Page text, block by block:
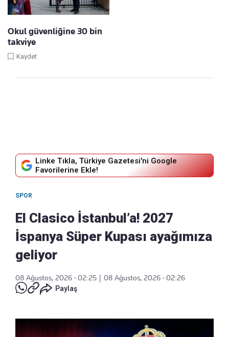
Okul güvenliğine 30 bin
takviye
Kaydet
Linke Tıkla, Türkiye Gazetesi'ni Google
Favorilerine Ekle!
SPOR
El Clasico İstanbul’a! 2027
İspanya Süper Kupası ayağımıza
geliyor
08 Ağustos, 2026 - 02:25
08 Ağustos, 2026 - 02:26
Paylaş